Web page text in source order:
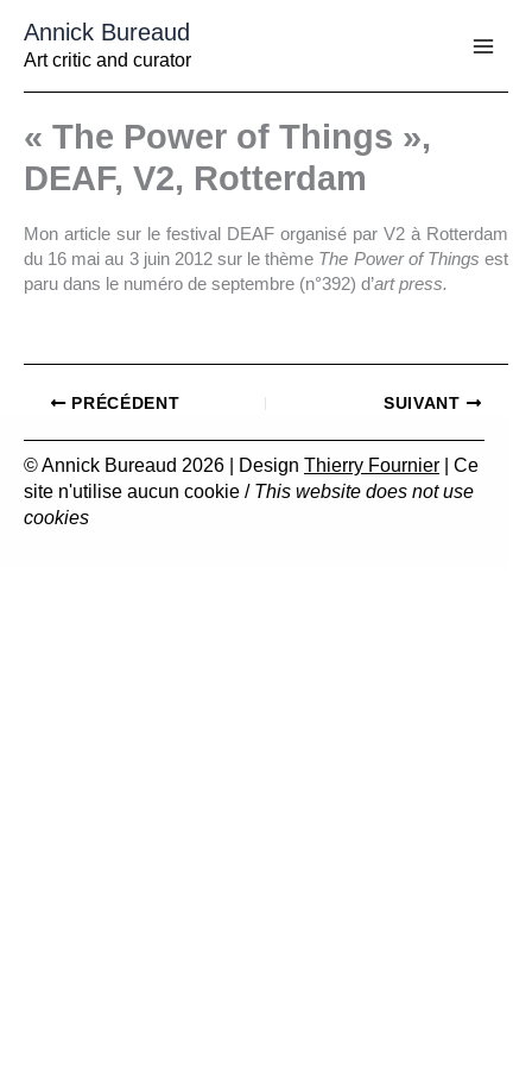
contenu
Annick Bureaud
Art critic and curator
« The Power of Things »,
DEAF, V2, Rotterdam
Mon article sur le festival DEAF organisé par V2 à Rotterdam
du 16 mai au 3 juin 2012 sur le thème The Power of Things est
paru dans le numéro de septembre (n°392) d’art press.
PRÉCÉDENT SUIVANT
© Annick Bureaud 2026 | Design Thierry Fournier | Ce
site n'utilise aucun cookie / This website does not use
cookies